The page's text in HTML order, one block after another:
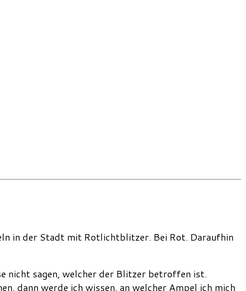
in der Stadt mit Rotlichtblitzer. Bei Rot. Daraufhin
nicht sagen, welcher der Blitzer betroffen ist.
dann werde ich wissen, an welcher Ampel ich mich